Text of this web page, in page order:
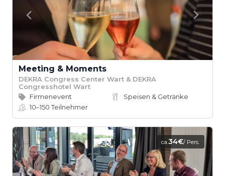
Meeting & Moments
DEKRA Congress Center Wart & DEKRA
Congresshotel Wart
Firmenevent
Speisen & Getränke
10–150Teilnehmer
ca.34€/ Pers.